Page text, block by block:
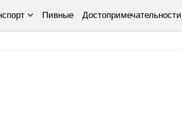
Пивные Достопримечательности